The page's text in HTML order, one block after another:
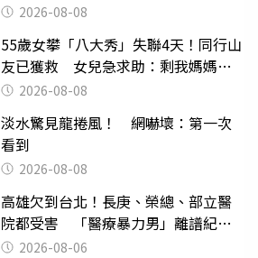
2026-08-08
55歲女攀「八大秀」失聯4天！同行山
友已獲救 女兒急求助：剩我媽媽還
沒找到
2026-08-08
淡水驚見龍捲風！ 網嚇壞：第一次
看到
2026-08-08
高雄欠到台北！長庚、榮總、部立醫
院都受害 「醫療暴力男」離譜紀錄
曝光2026-08-06